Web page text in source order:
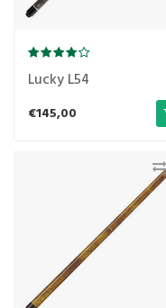
Lucky L54
€145,00